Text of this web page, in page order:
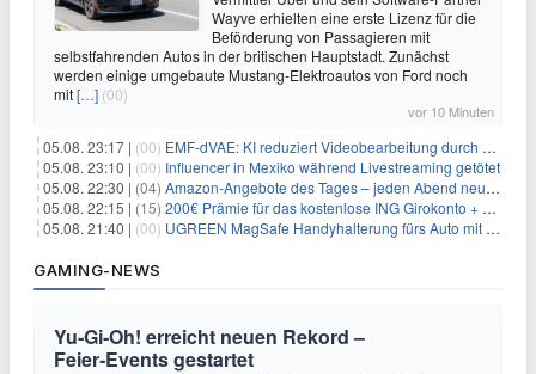
Wayve erhielten eine erste Lizenz für die
Beförderung von Passagieren mit
selbstfahrenden Autos in der britischen Hauptstadt. Zunächst
werden einige umgebaute Mustang-Elektroautos von Ford noch
mit[…] (00)
vor 10 Minuten
05.08. 23:17 | (00) EMF-dVAE: KI reduziert Videobearbeitung durch audio-gesteuerte Bildauswahl um 65%
05.08. 23:10 | (00) Influencer in Mexiko während Livestreaming getötet
05.08. 22:30 | (04) Amazon-Angebote des Tages – jeden Abend neue Deals zum Stöbern
05.08. 22:15 | (15) 200€ Prämie für das kostenlose ING Girokonto + gratis Visa + 3,75% Zinsen
05.08. 21:40 | (00) UGREEN MagSafe Handyhalterung fürs Auto mit 20 N52-Magneten für 7,96€
GAMING-NEWS
Yu‑Gi‑Oh! erreicht neuen Rekord –
Feier‑Events gestartet